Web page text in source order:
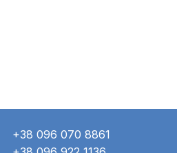
+38 096 070 8861